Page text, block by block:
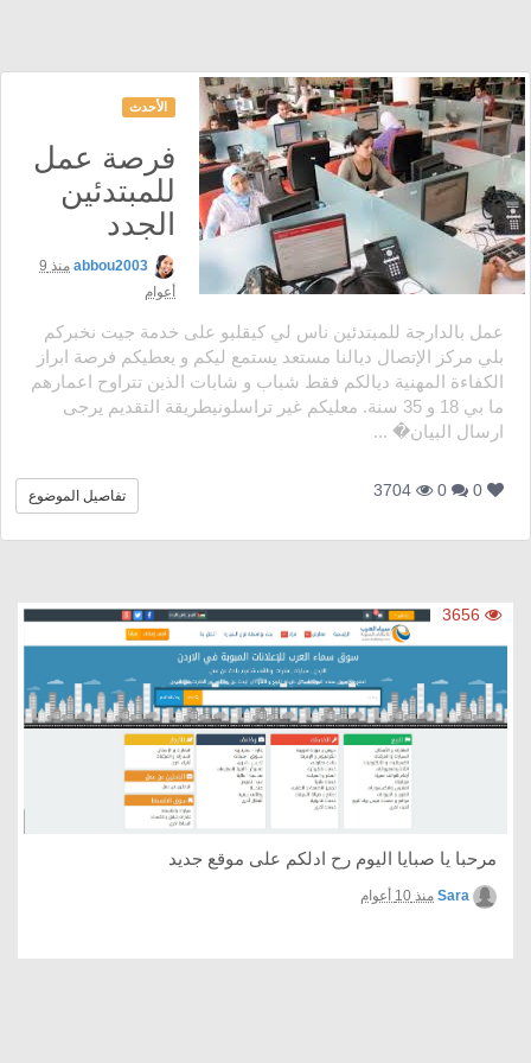
الأحدث
فرصة عمل
للمبتدئين
الجدد
abbou2003
منذ 9
أعوام
عمل بالدارجة للمبتدئين ناس لي كيقلبو على خدمة جيت نخبركم
بلي مركز الإتصال ديالنا مستعد يستمع ليكم و يعطيكم فرصة ابراز
الكفاءة المهنية ديالكم فقط شباب و شابات الذين تتراوح اعمارهم
ما بي 18 و 35 سنة. معليكم غير تراسلونيطريقة التقديم يرجى
ارسال البيان� ...
0
0
3704 تفاصيل الموضوع
3656
مرحبا يا صبايا اليوم رح ادلكم على موقع جديد
Sara منذ 10 أعوام